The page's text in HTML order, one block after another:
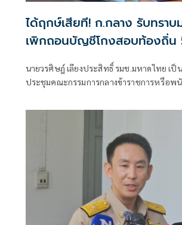
ได้ฤกษ์เสียที! ก.กลาง รับทรา
เพิกถอนบัญชีโกงสอบท้องถิ่น
นายวรศิษฎ์ เลียงประสิทธิ์ รมช.มหาดไทย เป็
ประชุมคณะกรรมการกลางข้าราชการหรือพ
กลางการสอบแข่งขันพนักงานส่วนท้องถิ่น (ก